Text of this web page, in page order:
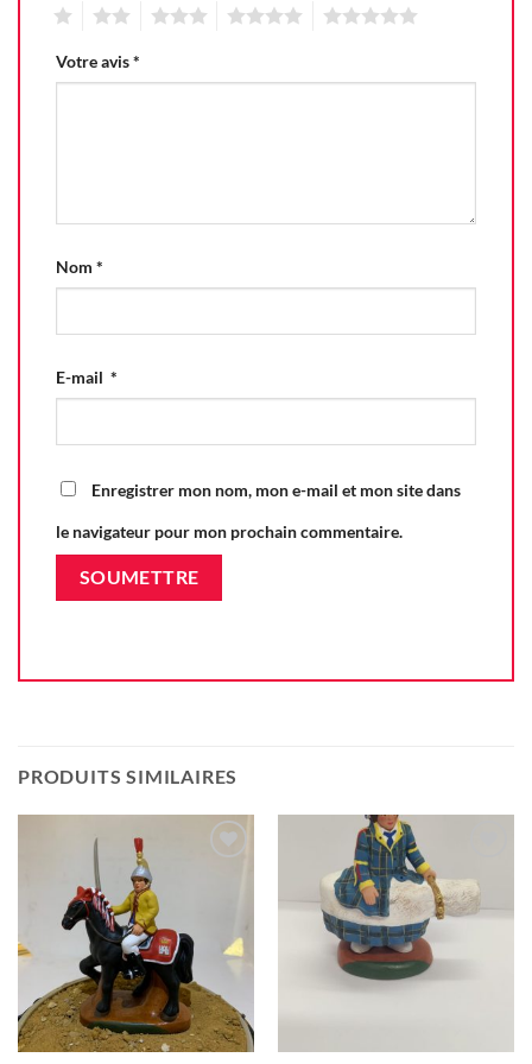
Votre avis*
Nom *
E-mail *
Enregistrer mon nom, mon e-mail et mon site dans
le navigateur pour mon prochain commentaire.
PRODUITS SIMILAIRES
à la liste
d'envie